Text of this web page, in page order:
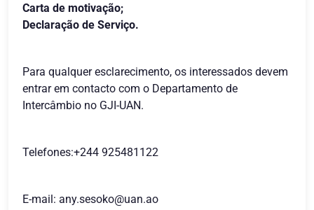
Carta de motivação;
Declaração de Serviço.
Para qualquer esclarecimento, os interessados devem
entrar em contacto com o Departamento de
Intercâmbio no GJI-UAN.
Telefones:+244 925481122
E-mail: any.sesoko@uan.ao